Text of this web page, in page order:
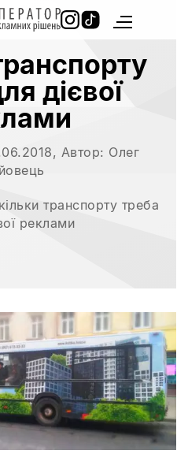
дієвої
, Автор: Олег
транспорту треба
реклами